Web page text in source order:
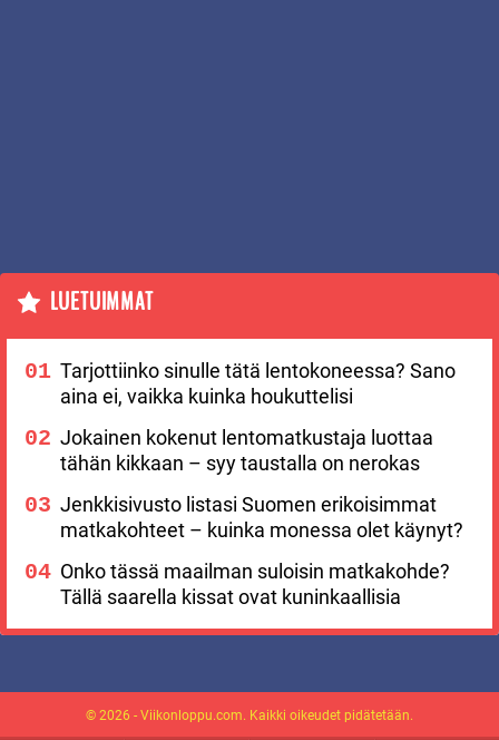
LUETUIMMAT
Tarjottiinko sinulle tätä lentokoneessa? Sano
aina ei, vaikka kuinka houkuttelisi
Jokainen kokenut lentomatkustaja luottaa
tähän kikkaan – syy taustalla on nerokas
Jenkkisivusto listasi Suomen erikoisimmat
matkakohteet – kuinka monessa olet käynyt?
Onko tässä maailman suloisin matkakohde?
Tällä saarella kissat ovat kuninkaallisia
© 2026 - Viikonloppu.com. Kaikki oikeudet pidätetään.